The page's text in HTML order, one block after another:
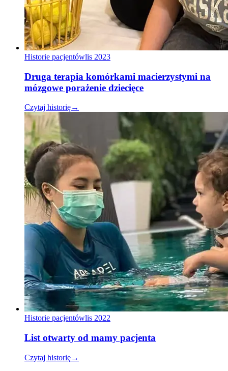
Historie pacjentówlis 2023
Druga terapia komórkami macierzystymi na
mózgowe porażenie dziecięce
Czytaj historię→
Historie pacjentówlis 2022
List otwarty od mamy pacjenta
Czytaj historię→